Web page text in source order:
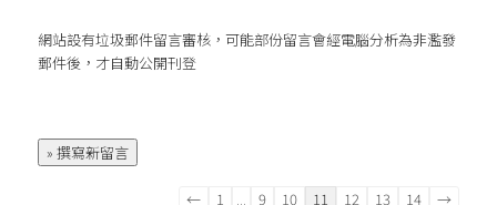
網站設有垃圾郵件留言審核，可能部份留言會經電腦分析為非濫發
郵件後，才自動公開刊登
訪
← 1 ... 9 10 11 12 13 14
→